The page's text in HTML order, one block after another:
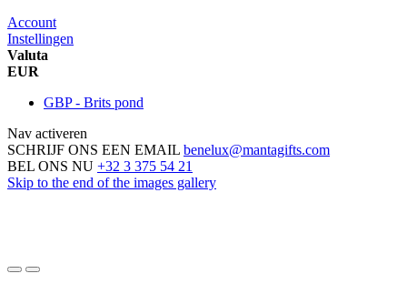
Account
Instellingen
Valuta
EUR
GBP - Brits pond
Nav activeren
SCHRIJF ONS EEN EMAIL benelux@mantagifts.com
BEL ONS NU +32 3 375 54 21
Skip to the end of the images gallery